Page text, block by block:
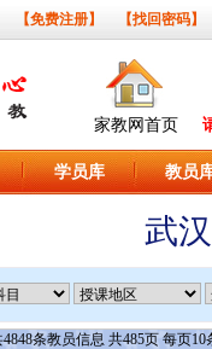
【免费注册】 【找回密码】
家教网首页
学员库 教员
武
4848条教员信息 共485页 每页10